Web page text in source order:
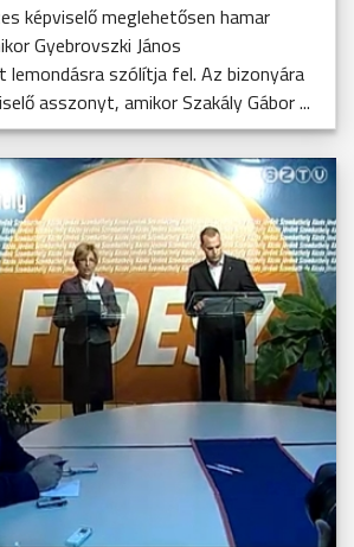
képviselő meglehetősen hamar
Gyebrovszki János
lemondásra szólítja fel. Az bizonyára
asszonyt, amikor Szakály Gábor ...